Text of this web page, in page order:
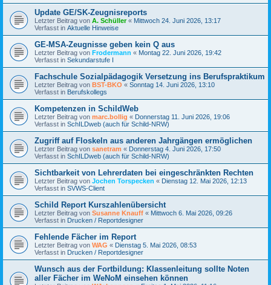
Update GE/SK-Zeugnisreports
Letzter Beitrag von A. Schüller« Mittwoch 24. Juni 2026, 13:17
Verfasst in Aktuelle Hinweise
GE-MSA-Zeugnisse geben kein Q aus
Letzter Beitrag von Frodermann « Montag 22. Juni 2026, 19:42
Verfasst in Sekundarstufe I
Fachschule Sozialpädagogik Versetzung ins Berufspraktikum
Letzter Beitrag von BST-BKO « Sonntag 14. Juni 2026, 13:10
Verfasst in Berufskollegs
Kompetenzen in SchildWeb
Letzter Beitrag von marc.bollig « Donnerstag 11. Juni 2026, 19:06
Verfasst in SchILDweb (auch für Schild-NRW)
Zugriff auf Floskeln aus anderen Jahrgängen ermöglichen
Letzter Beitrag von sanetram « Donnerstag 4. Juni 2026, 17:50
Verfasst in SchILDweb (auch für Schild-NRW)
Sichtbarkeit von Lehrerdaten bei eingeschränkten Rechten
Letzter Beitrag von Jochen Torspecken « Dienstag 12. Mai 2026, 12:13
Verfasst in SVWS-Client
Schild Report Kurszahlenübersicht
Letzter Beitrag von Susanne Knauff « Mittwoch 6. Mai 2026, 09:26
Verfasst in Drucken / Reportdesigner
Fehlende Fächer im Report
Letzter Beitrag von WAG « Dienstag 5. Mai 2026, 08:53
Verfasst in Drucken / Reportdesigner
Wunsch aus der Fortbildung: Klassenleitung sollte Noten
aller Fächer im WeNoM einsehen können